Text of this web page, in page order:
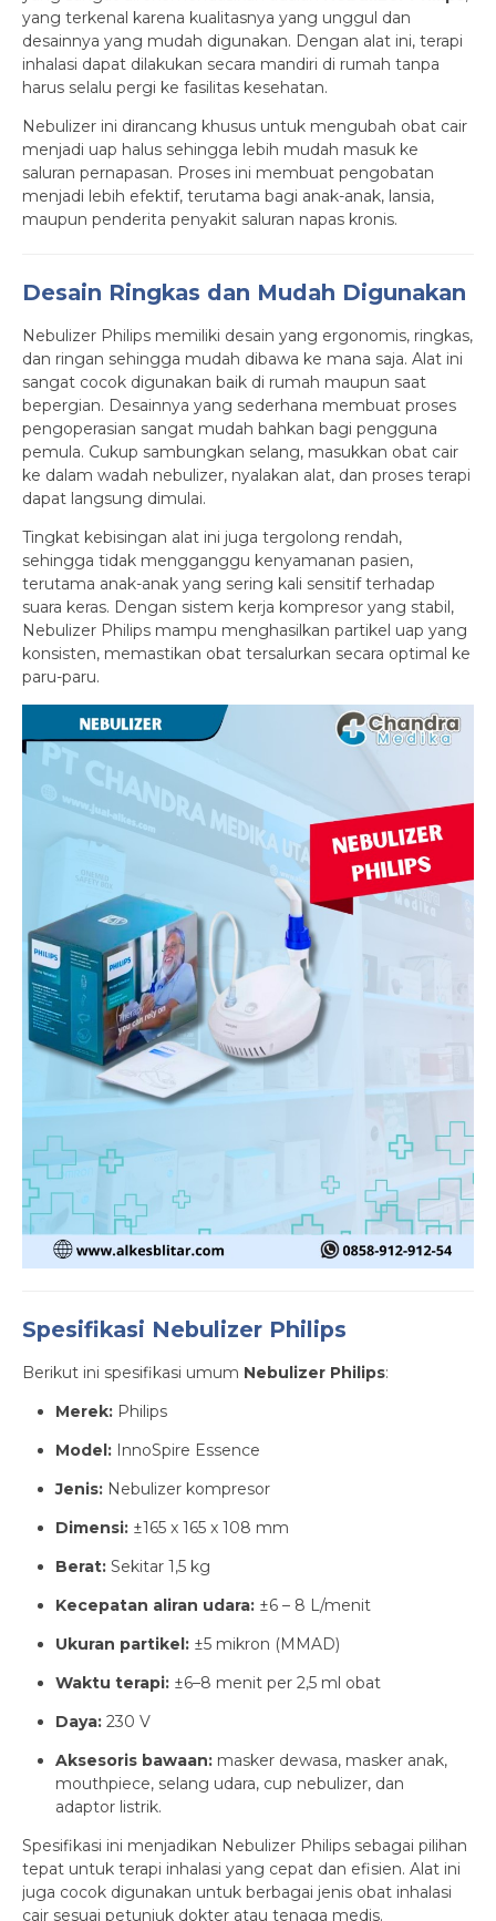
yang terkenal karena kualitasnya yang unggul dan
desainnya yang mudah digunakan. Dengan alat ini, terapi
inhalasi dapat dilakukan secara mandiri di rumah tanpa
harus selalu pergi ke fasilitas kesehatan.
Nebulizer ini dirancang khusus untuk mengubah obat cair
menjadi uap halus sehingga lebih mudah masuk ke
saluran pernapasan. Proses ini membuat pengobatan
menjadi lebih efektif, terutama bagi anak-anak, lansia,
maupun penderita penyakit saluran napas kronis.
Desain Ringkas dan Mudah Digunakan
Nebulizer Philips memiliki desain yang ergonomis, ringkas,
dan ringan sehingga mudah dibawa ke mana saja. Alat ini
sangat cocok digunakan baik di rumah maupun saat
bepergian. Desainnya yang sederhana membuat proses
pengoperasian sangat mudah bahkan bagi pengguna
pemula. Cukup sambungkan selang, masukkan obat cair
ke dalam wadah nebulizer, nyalakan alat, dan proses terapi
dapat langsung dimulai.
Tingkat kebisingan alat ini juga tergolong rendah,
sehingga tidak mengganggu kenyamanan pasien,
terutama anak-anak yang sering kali sensitif terhadap
suara keras. Dengan sistem kerja kompresor yang stabil,
Nebulizer Philips mampu menghasilkan partikel uap yang
konsisten, memastikan obat tersalurkan secara optimal ke
paru-paru.
Spesifikasi Nebulizer Philips
Berikut ini spesifikasi umum Nebulizer Philips:
Merek: Philips
Model: InnoSpire Essence
Jenis: Nebulizer kompresor
Dimensi: ±165 x 165 x 108 mm
Berat: Sekitar 1,5 kg
Kecepatan aliran udara: ±6 – 8 L/menit
Ukuran partikel: ±5 mikron (MMAD)
Waktu terapi: ±6–8 menit per 2,5 ml obat
Daya: 230 V
Aksesoris bawaan: masker dewasa, masker anak,
mouthpiece, selang udara, cup nebulizer, dan
adaptor listrik.
Spesifikasi ini menjadikan Nebulizer Philips sebagai pilihan
tepat untuk terapi inhalasi yang cepat dan efisien. Alat ini
juga cocok digunakan untuk berbagai jenis obat inhalasi
cair sesuai petunjuk dokter atau tenaga medis.